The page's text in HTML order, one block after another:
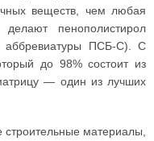
веществ, чем любая
пенополистирол
аббревиатуры ПСБ-С). С
до 98% состоит из
— один из лучших
строительные материалы,